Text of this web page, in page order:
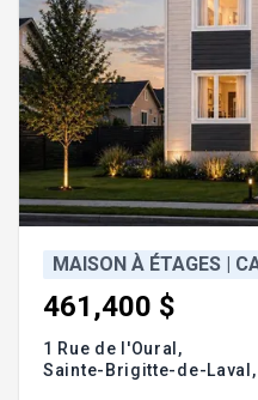
MAISON À ÉTAGES |
461,400 $
1 Rue de l'Oural,
Sainte-Brigitte-de-Laval,